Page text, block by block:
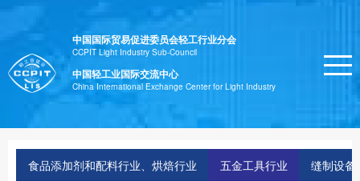
中国国际贸易促进委员会轻工行业分会
CCPIT Light Industry Sub-Council
中国轻工业国际交流中心
China International Exchange Center for Light Industry
食品添加剂和配料行业、烘焙行业 五金工具行业 缝制设备